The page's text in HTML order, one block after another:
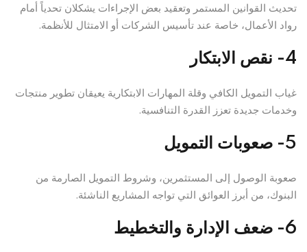
تحديث القوانين المستمر وتعقيد بعض الإجراءات يشكلان تحدياً أمام
رواد الأعمال، خاصة عند تأسيس الشركات أو الامتثال للأنظمة.
4- نقص الابتكار
غياب التمويل الكافي وقلة المهارات الابتكارية يعيقان تطوير منتجات
وخدمات جديدة تعزز القدرة التنافسية.
5- صعوبات التمويل
صعوبة الوصول إلى المستثمرين، وشروط التمويل الصارمة من
البنوك، من أبرز العوائق التي تواجه المشاريع الناشئة.
6- ضعف الإدارة والتخطيط